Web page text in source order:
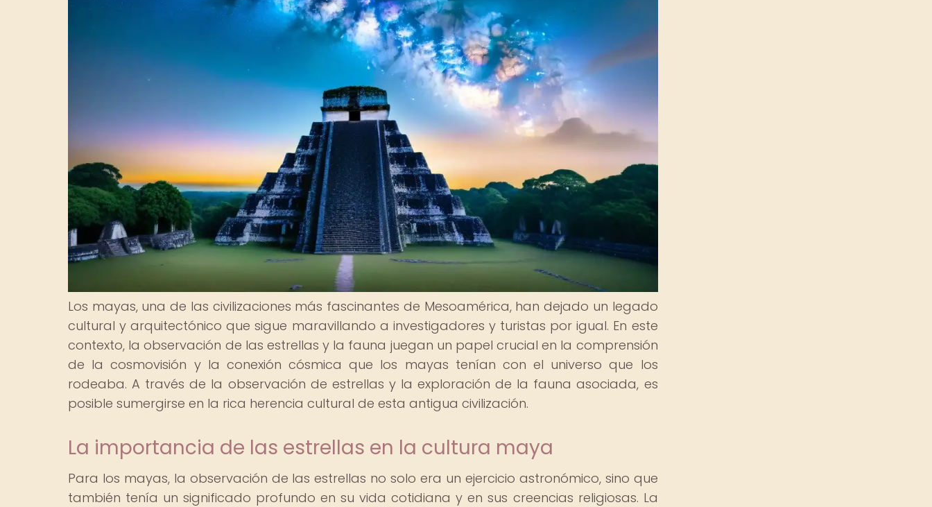
Los mayas, una de las civilizaciones más fascinantes de Mesoamérica, han dejado un legado
cultural y arquitectónico que sigue maravillando a investigadores y turistas por igual. En este
contexto, la observación de las estrellas y la fauna juegan un papel crucial en la comprensión
de la cosmovisión y la conexión cósmica que los mayas tenían con el universo que los
rodeaba. A través de la observación de estrellas y la exploración de la fauna asociada, es
posible sumergirse en la rica herencia cultural de esta antigua civilización.
La importancia de las estrellas en la cultura maya
Para los mayas, la observación de las estrellas no solo era un ejercicio astronómico, sino que
también tenía un significado profundo en su vida cotidiana y en sus creencias religiosas. La